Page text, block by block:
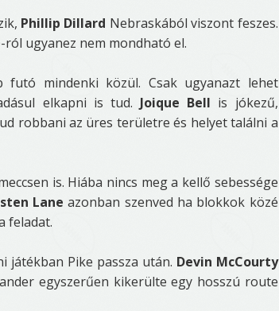
Phillip Dillard Nebraskából viszont feszes.
-ról ugyanez nem mondható el.
futó mindenki közül. Csak ugyanazt lehet
elkapni is tud. Joique Bell is jókezű,
robbani az üres területre és helyet találni a
is. Hiába nincs meg a kellő sebessége
Laneazonban szenved ha blokkok közé
feladat.
Pike passza után. Devin McCourty
egyszerűen kikerülte egy hosszú route